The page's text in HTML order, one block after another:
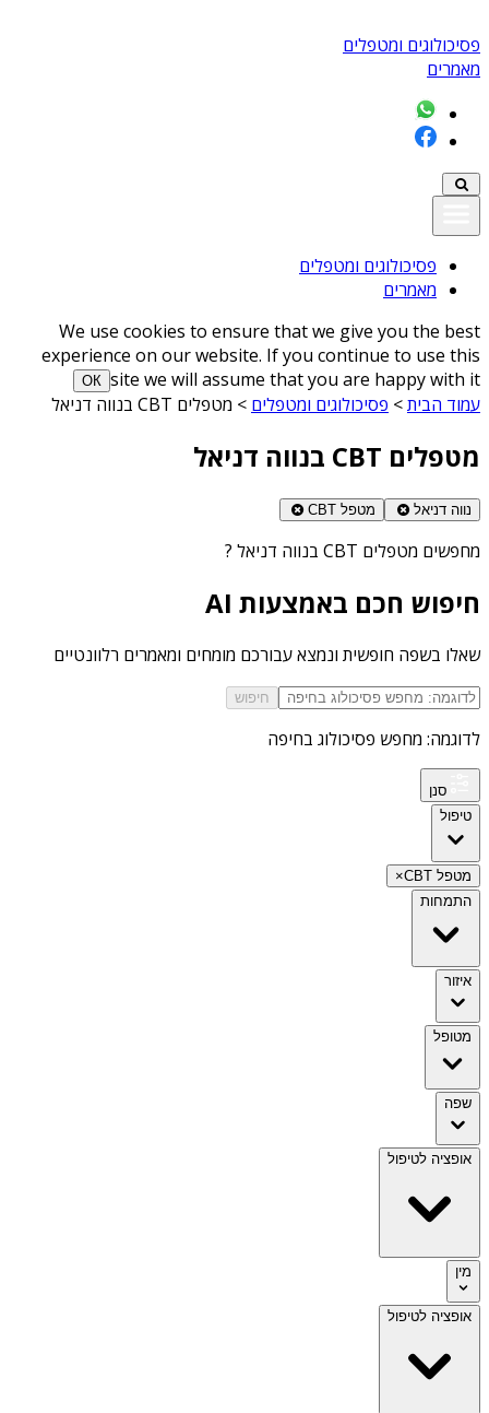
פסיכולוגים ומטפלים
מאמרים
פסיכולוגים ומטפלים
מאמרים
We use cookies to ensure that we give you the best
experience on our website. If you continue to use this
site we will assume that you are happy with it
ОК
עמוד הבית> פסיכולוגים ומטפלים > מטפלים CBT בנווה דניאל
מטפלים CBT בנווה דניאל
נווה דניאל מטפל CBT
מחפשים מטפלים CBT בנווה דניאל ?
חיפוש חכם באמצעות AI
שאלו בשפה חופשית ונמצא עבורכם מומחים ומאמרים רלוונטיים
חיפוש
לדוגמה: מחפש פסיכולוג בחיפה
סנן
טיפול
מטפל CBT
×
התמחות
איזור
מטופל
שפה
אופציה לטיפול
מין
אופציה לטיפול